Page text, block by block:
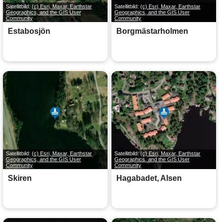
Satellitbild: (c) Esri, Maxar, Earthstar
Geographics, and the GIS User
Community
Estabosjön
Satellitbild: (c) Esri, Maxar, Earthstar
Geographics, and the GIS User
Community
Borgmästarholmen
Satellitbild: (c) Esri, Maxar, Earthstar
Geographics, and the GIS User
Community
Skiren
Satellitbild:(c) Esri, Maxar, Earthstar
Geographics, and the GIS User
Community
Hagabadet, Alsen